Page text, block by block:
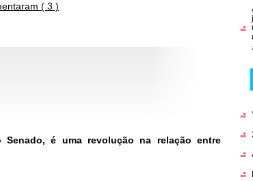
( 3 )
é uma revolução na relação entre